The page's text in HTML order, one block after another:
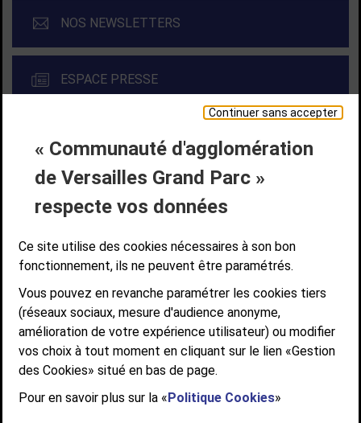
Continuer sans accepter
« Communauté d'agglomération
de Versailles Grand Parc »
respecte vos données
Ce site utilise des cookies nécessaires à son bon
fonctionnement, ils ne peuvent être paramétrés.
Vous pouvez en revanche paramétrer les cookies tiers
(réseaux sociaux, mesure d'audience anonyme,
amélioration de votre expérience utilisateur) ou modifier
vos choix à tout moment en cliquant sur le lien «Gestion
des Cookies» situé en bas de page.
Pour en savoir plus sur la «Politique Cookies»
NOS NEWSLETTERS
ESPACE PRESSE
Liens bas de page
CONTACT MENTIONS LÉGALES
PLAN DE SITE
ACCESSIBILITÉ NUMÉRIQUE
GESTION DES COOKIES
Suivez-nous
Communauté d'agglomération de Versailles
Grand Parc
6, AVENUE DE PARIS - CS 10922 - 78009 VERSAILLES CEDEX
STANDARD : 01 39 66 30 00 - OUVERT DU LUNDI AU VENDREDI DE 9H À